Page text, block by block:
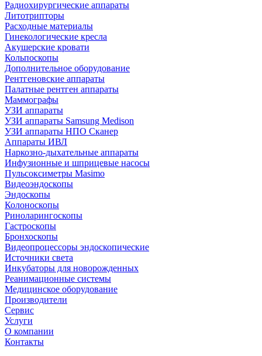
Радиохирургические аппараты
Литотрипторы
Расходные материалы
Гинекологические кресла
Акушерские кровати
Кольпоскопы
Дополнительное оборудование
Рентгеновские аппараты
Палатные рентген аппараты
Маммографы
УЗИ аппараты
УЗИ аппараты Samsung Medison
УЗИ аппараты НПО Сканер
Аппараты ИВЛ
Наркозно-дыхательные аппараты
Инфузионные и шприцевые насосы
Пульсоксиметры Masimo
Видеоэндоскопы
Эндоскопы
Колоноскопы
Риноларингоскопы
Гастроскопы
Бронхоскопы
Видеопроцессоры эндоскопические
Источники света
Инкубаторы для новорожденных
Реанимационные системы
Медицинское оборудование
Производители
Сервис
Услуги
О компании
Контакты